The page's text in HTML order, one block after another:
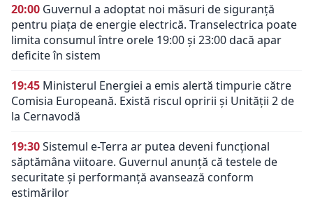
20:00 Guvernul a adoptat noi măsuri de siguranță
pentru piața de energie electrică. Transelectrica poate
limita consumul între orele 19:00 și 23:00 dacă apar
deficite în sistem
19:45 Ministerul Energiei a emis alertă timpurie către
Comisia Europeană. Există riscul opririi și Unității 2 de
la Cernavodă
19:30Sistemul e-Terra ar putea deveni funcțional
săptămâna viitoare. Guvernul anunță că testele de
securitate și performanță avansează conform
estimărilor